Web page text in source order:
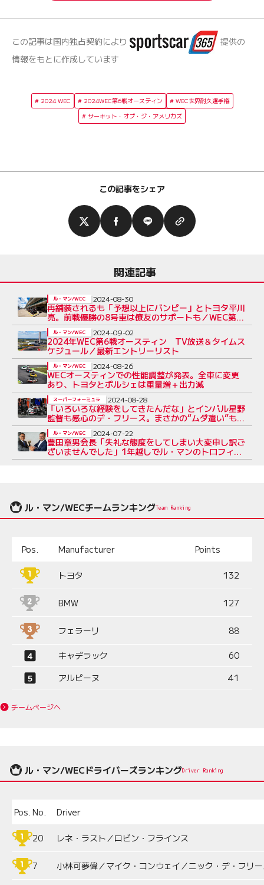
この記事は国内独占契約により
提供の
情報をもとに作成しています
2024 WEC 2024WEC第6戦オースティン
WEC世界耐久選手権
サーキット・オブ・ジ・アメリカズ
この記事をシェア
関連記事
再舗装されるも「予想以上にバンピー」とトヨタ平川
亮。前戦優勝の8号車は僚友のサポートも／WEC第6
戦
ル・マン/WEC 2024-08-30
2024年WEC第6戦オースティン TV放送＆タイムス
ケジュール／最新エントリーリスト
ル・マン/WEC 2024-09-02
WECオースティンでの性能調整が発表。全車に変更
あり、トヨタとポルシェは重量増＋出力減
ル・マン/WEC 2024-08-26
「いろいろな経験をしてきたんだな」とインパル星野
監督も感心のデ・フリース。まさかの“ムダ遣い”も／
第5戦もてぎ
スーパーフォーミュラ 2024-08-28
豊田章男会長「失礼な態度をしてしまい大変申し訳ご
ざいませんでした」1年越しでル・マンのトロフィー
を受け取る
ル・マン/WEC 2024-07-22
ル・マン/WECチームランキングTeam Ranking
Pos. Manufacturer Points
トヨタ 132
BMW 127
フェラーリ 88
キャデラック
60
アルピーヌ
41
チームページへ
ル・マン/WECドライバーズランキングDriver Ranking
Pos. No. Driver
20 レネ・ラスト／ロビン・フラインス
7 小林可夢偉／マイク・コンウェイ／ニック・デ・フリ